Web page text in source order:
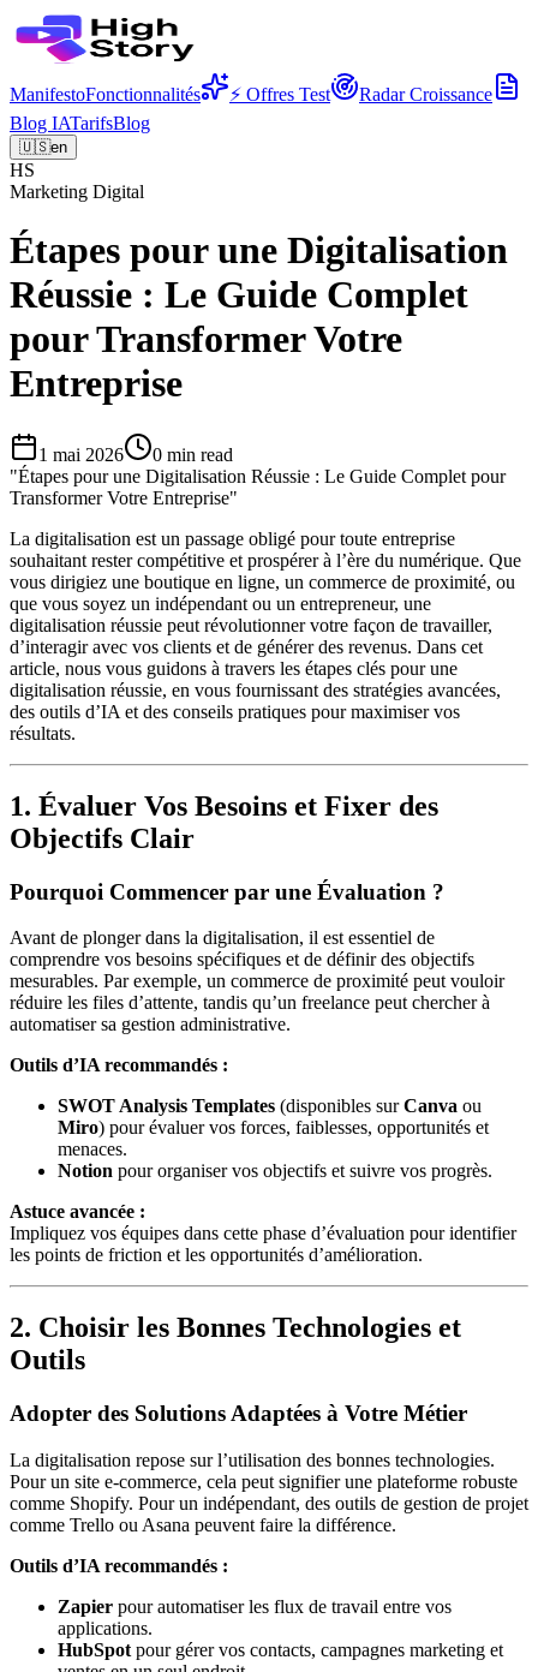
ManifestoFonctionnalités ⚡ Offres Test
Radar Croissance
Blog IATarifsBlog
🇺🇸en
HS
Marketing Digital
Étapes pour une Digitalisation
Réussie : Le Guide Complet
pour Transformer Votre
Entreprise
1 mai 2026 0 min read
"Étapes pour une Digitalisation Réussie : Le Guide Complet pour
Transformer Votre Entreprise"
La digitalisation est un passage obligé pour toute entreprise
souhaitant rester compétitive et prospérer à l’ère du numérique. Que
vous dirigiez une boutique en ligne, un commerce de proximité, ou
que vous soyez un indépendant ou un entrepreneur, une
digitalisation réussie peut révolutionner votre façon de travailler,
d’interagir avec vos clients et de générer des revenus. Dans cet
article, nous vous guidons à travers les étapes clés pour une
digitalisation réussie, en vous fournissant des stratégies avancées,
des outils d’IA et des conseils pratiques pour maximiser vos
résultats.
1. Évaluer Vos Besoins et Fixer des
Objectifs Clair
Pourquoi Commencer par une Évaluation ?
Avant de plonger dans la digitalisation, il est essentiel de
comprendre vos besoins spécifiques et de définir des objectifs
mesurables. Par exemple, un commerce de proximité peut vouloir
réduire les files d’attente, tandis qu’un freelance peut chercher à
automatiser sa gestion administrative.
Outils d’IA recommandés :
SWOT Analysis Templates (disponibles surCanva ou
Miro) pour évaluer vos forces, faiblesses, opportunités et
menaces.
Notion pour organiser vos objectifs et suivre vos progrès.
Astuce avancée :
Impliquez vos équipes dans cette phase d’évaluation pour identifier
les points de friction et les opportunités d’amélioration.
2. Choisir les Bonnes Technologies et
Outils
Adopter des Solutions Adaptées à Votre Métier
La digitalisation repose sur l’utilisation des bonnes technologies.
Pour un site e-commerce, cela peut signifier une plateforme robuste
comme Shopify. Pour un indépendant, des outils de gestion de projet
comme Trello ou Asana peuvent faire la différence.
Outils d’IA recommandés :
Zapier pour automatiser les flux de travail entre vos
applications.
HubSpot pour gérer vos contacts, campagnes marketing et